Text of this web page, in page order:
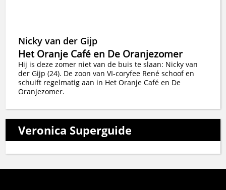
Nicky van der Gijp
Het Oranje Café en De Oranjezomer
Hij is deze zomer niet van de buis te slaan: Nicky van
der Gijp (24). De zoon van VI-coryfee René schoof en
schuift regelmatig aan in Het Oranje Café en De
Oranjezomer.
Veronica Superguide